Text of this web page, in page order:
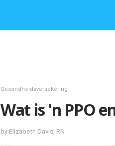
Gesondheidsversekering
Wat is 'n PPO
by Elizabeth Davis, RN